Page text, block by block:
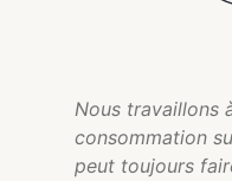
Nous travaillons
consommation
peut toujours